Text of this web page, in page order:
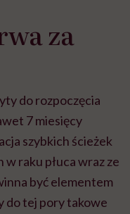
za
do rozpoczęcia
7 miesięcy
szybkich ścieżek
raku płuca wraz ze
być elementem
do tej pory takowe